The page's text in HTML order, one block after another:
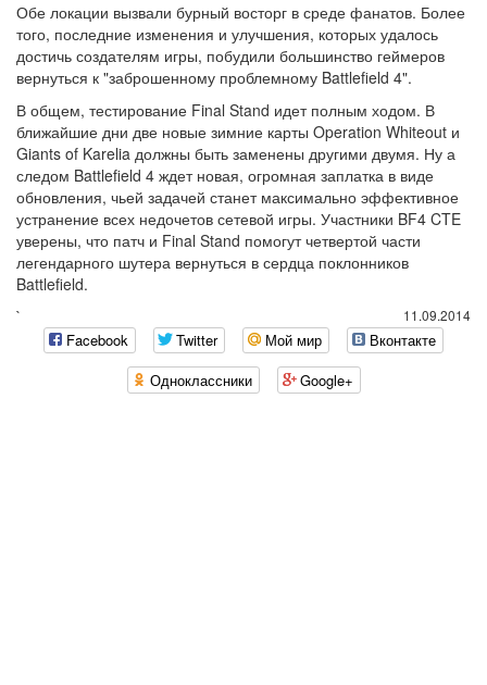
Обе локации вызвали бурный восторг в среде фанатов. Более
того, последние изменения и улучшения, которых удалось
достичь создателям игры, побудили большинство геймеров
вернуться к "заброшенному проблемному Battlefield 4".
В общем, тестирование Final Stand идет полным ходом. В
ближайшие дни две новые зимние карты Operation Whiteout и
Giants of Karelia должны быть заменены другими двумя. Ну а
следом Battlefield 4 ждет новая, огромная заплатка в виде
обновления, чьей задачей станет максимально эффективное
устранение всех недочетов сетевой игры. Участники BF4 CTE
уверены, что патч и Final Stand помогут четвертой части
легендарного шутера вернуться в сердца поклонников
Battlefield.
11.09.2014
`
Facebook Twitter Мой мир
Вконтакте
Одноклассники
Google+